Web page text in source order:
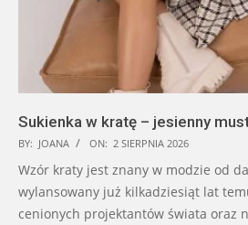
Sukienka w kratę – jesienny
BY: JOANA ON: 2 SIERPNIA 2026
Wzór kraty jest znany w modzie od
wylansowany już kilkadziesiąt lat
cenionych projektantów świata oraz